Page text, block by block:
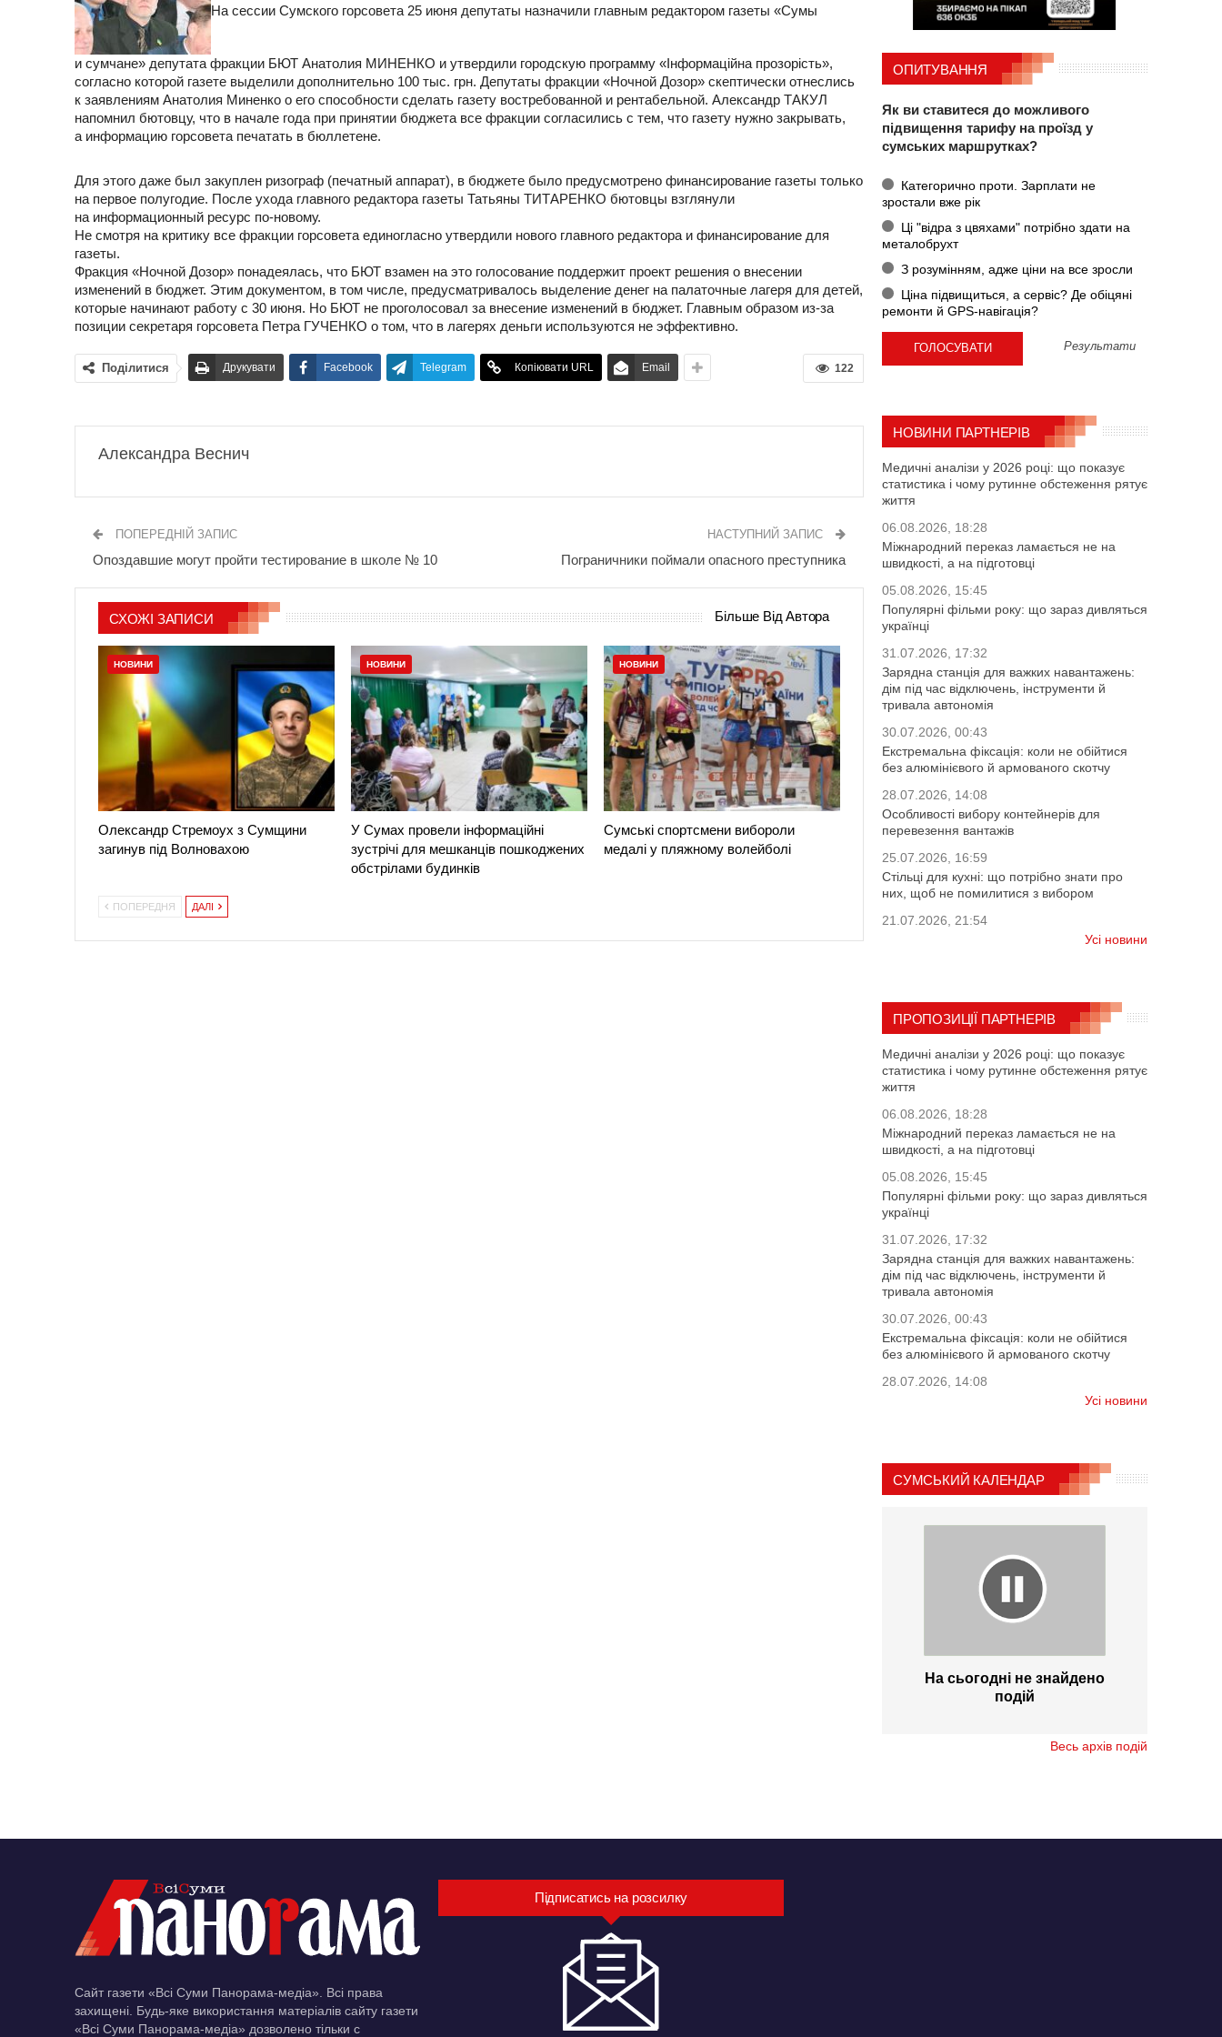
На сессии Сумского горсовета 25 июня депутаты назначили главным редактором газеты «Сумы
и сумчане» депутата фракции БЮТ Анатолия МИНЕНКО и утвердили городскую программу «Інформаційна прозорість»,
согласно которой газете выделили дополнительно 100 тыс. грн. Депутаты фракции «Ночной Дозор» скептически отнеслись
к заявлениям Анатолия Миненко о его способности сделать газету востребованной и рентабельной. Александр ТАКУЛ
напомнил бютовцу, что в начале года при принятии бюджета все фракции согласились с тем, что газету нужно закрывать,
а информацию горсовета печатать в бюллетене.
Для этого даже был закуплен ризограф (печатный аппарат), в бюджете было предусмотрено финансирование газеты только
на первое полугодие. После ухода главного редактора газеты Татьяны ТИТАРЕНКО бютовцы взглянули
на информационный ресурс по-новому.
Не смотря на критику все фракции горсовета единогласно утвердили нового главного редактора и финансирование для
газеты.
Фракция «Ночной Дозор» понадеялась, что БЮТ взамен на это голосование поддержит проект решения о внесении
изменений в бюджет. Этим документом, в том числе, предусматривалось выделение денег на палаточные лагеря для детей,
которые начинают работу с 30 июня. Но БЮТ не проголосовал за внесение изменений в бюджет. Главным образом из-за
позиции секретаря горсовета Петра ГУЧЕНКО о том, что в лагерях деньги используются не эффективно.
122
Поділитися Друкувати Facebook Telegram Копіювати URL Email
Александра Веснич
ПОПЕРЕДНІЙ ЗАПИС
Опоздавшие могут пройти тестирование в школе № 10
НАСТУПНИЙ ЗАПИС
Пограничники поймали опасного преступника
СХОЖІ ЗАПИСИ Більше Від Автора
НОВИНИ
Олександр Стремоух з Сумщини
загинув під Волновахою
НОВИНИ
У Сумах провели інформаційні
зустрічі для мешканців пошкоджених
обстрілами будинків
НОВИНИ
Сумські спортсмени вибороли
медалі у пляжному волейболі
ПОПЕРЕДНЯ ДАЛІ
ОПИТУВАННЯ
Як ви ставитеся до можливого
підвищення тарифу на проїзд у
сумських маршрутках?
Категорично проти. Зарплати не
зростали вже рік
Ці "відра з цвяхами" потрібно здати на
металобрухт
З розумінням, адже ціни на все зросли
Ціна підвищиться, а сервіс? Де обіцяні
ремонти й GPS-навігація?
Результати
НОВИНИ ПАРТНЕРІВ
Медичні аналізи у 2026 році: що показує
статистика і чому рутинне обстеження рятує
життя
06.08.2026, 18:28
Міжнародний переказ ламається не на
швидкості, а на підготовці
05.08.2026, 15:45
Популярні фільми року: що зараз дивляться
українці
31.07.2026, 17:32
Зарядна станція для важких навантажень:
дім під час відключень, інструменти й
тривала автономія
30.07.2026, 00:43
Екстремальна фіксація: коли не обійтися
без алюмінієвого й армованого скотчу
28.07.2026, 14:08
Особливості вибору контейнерів для
перевезення вантажів
25.07.2026, 16:59
Стільці для кухні: що потрібно знати про
них, щоб не помилитися з вибором
21.07.2026, 21:54
Усі новини
ПРОПОЗИЦІЇ ПАРТНЕРІВ
Медичні аналізи у 2026 році: що показує
статистика і чому рутинне обстеження рятує
життя
06.08.2026, 18:28
Міжнародний переказ ламається не на
швидкості, а на підготовці
05.08.2026, 15:45
Популярні фільми року: що зараз дивляться
українці
31.07.2026, 17:32
Зарядна станція для важких навантажень:
дім під час відключень, інструменти й
тривала автономія
30.07.2026, 00:43
Екстремальна фіксація: коли не обійтися
без алюмінієвого й армованого скотчу
28.07.2026, 14:08
Усі новини
СУМСЬКИЙ КАЛЕНДАР
На сьогодні не знайдено
подій
Весь архів подій
Сайт газети «Всі Суми Панорама-медіа». Всі права
захищені. Будь-яке використання матеріалів сайту газети
«Всі Суми Панорама-медіа» дозволено тільки c
Підписатись на розсилку